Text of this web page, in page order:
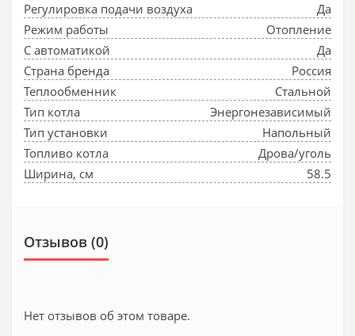
Регулировка подачи воздуха
Да
Режим работы
Отопление
С автоматикой
Да
Страна бренда
Россия
Теплообменник
Стальной
Тип котла
Энергонезависимый
Тип установки
Напольный
Топливо котла
Дрова/уголь
Ширина, см
58.5
Отзывов (0)
Нет отзывов об этом товаре.